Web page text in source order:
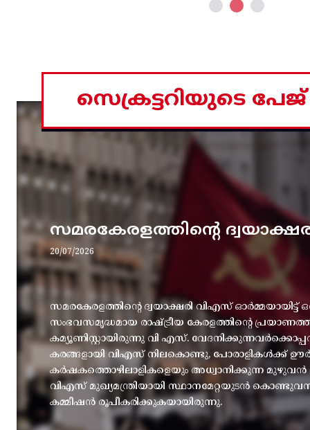
സെക്രട്ടറിയുടെ പേജ്
സമരകേരളത്തിൻ്റെ
20/07/2026
സമരകേരളത്തിൻ്റെ ദ്വയാക്ഷരി വിഎസ്
സംഭവസമൃദ്ധമായ രാഷ്ട്രീയ കേരളത്തിന്റെ
കമ്യൂണിസ്റ്റായിരുന്നു വി എസ്.
കരങ്ങളായി വിഎസ് നിലകൊണ്ടു, പോരാളികൾക്ക്
കർഷകത്തൊഴിലാളികളെയും അധ്വാനിക്കുന്ന മുഴുവൻ
വിഎസ് മുഖ്യമന്ത്രിയായി സ്ഥാനമേറ്റയുടൻ
കമ്മീഷൻ രൂപീകരിക്കുകയായിരുന്നു.